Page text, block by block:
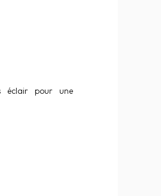
éclair pour une